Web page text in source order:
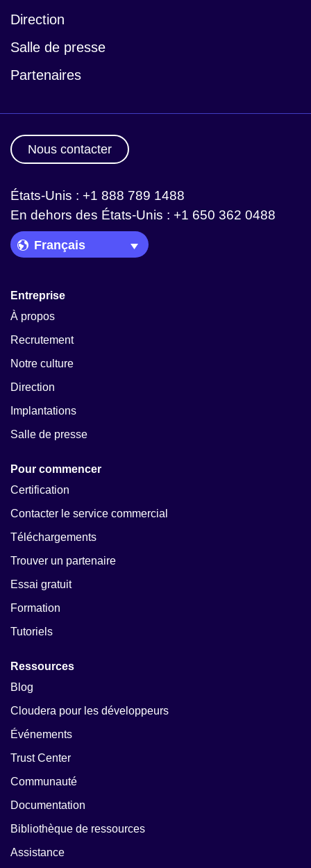
Direction
Salle de presse
Partenaires
Nous contacter
États-Unis : +1 888 789 1488
En dehors des États-Unis : +1 650 362 0488
Language Picker
Entreprise
À propos
Recrutement
Notre culture
Direction
Implantations
Salle de presse
Pour commencer
Certification
Contacter le service commercial
Téléchargements
Trouver un partenaire
Essai gratuit
Formation
Tutoriels
Ressources
Blog
Cloudera pour les développeurs
Événements
Trust Center
Communauté
Documentation
Bibliothèque de ressources
Assistance